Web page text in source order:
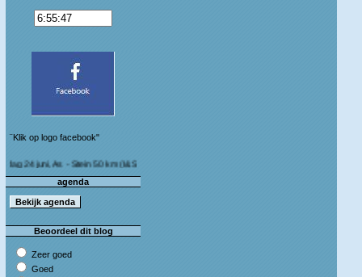
¨Klik op logo facebook"
As - Stein 50 km (I&S 9u - 10u30) Café Bij die van ons As
agenda
Beoordeel dit blog
Zeer goed
Goed